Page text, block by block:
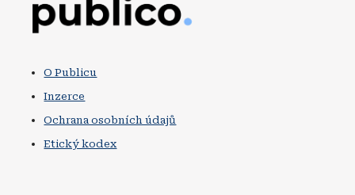
O Publicu
Inzerce
Ochrana osobních údajů
Etický kodex